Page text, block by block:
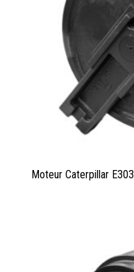
Moteur Caterpillar E303